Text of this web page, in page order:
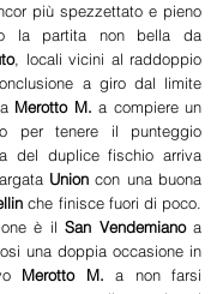
più spezzettato e pieno
la partita non bella da
, locali vicini al raddoppio
a giro dal limite
Merotto M. a compiere un
per tenere il punteggio
del duplice fischio arriva
Union con una buona
che finisce fuori di poco.
è il San Vendemiano a
una doppia occasione in
Merotto M. a non farsi